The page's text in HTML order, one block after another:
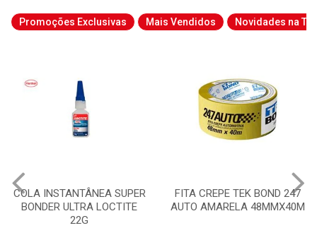
Promoções Exclusivas Mais Vendidos Novidades na
COLA INSTANTÂNEA SUPER
BONDER ULTRA LOCTITE
22G
FITA CREPE TEK BOND 247
AUTO AMARELA 48MMX40M